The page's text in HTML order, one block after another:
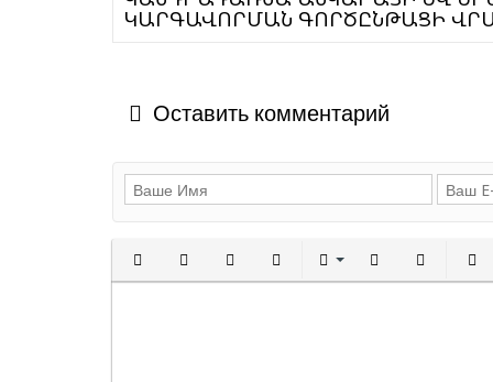
ԿԱՐԳԱՎՈՐՄԱՆ ԳՈՐԾԸՆԹԱՑԻ
Оставить комментарий
Полужирный
КурсивПодчеркнутый
Зачеркнутый